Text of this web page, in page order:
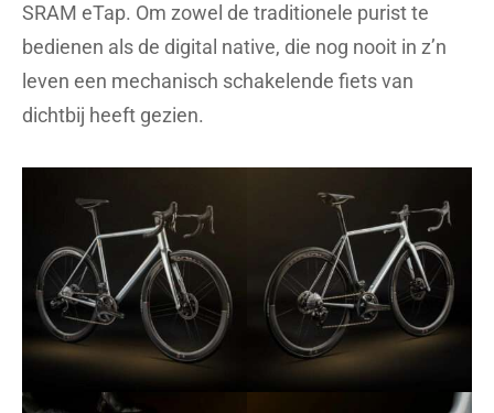
SRAM eTap. Om zowel de traditionele purist te
bedienen als de digital native, die nog nooit in z’n
leven een mechanisch schakelende fiets van
dichtbij heeft gezien.